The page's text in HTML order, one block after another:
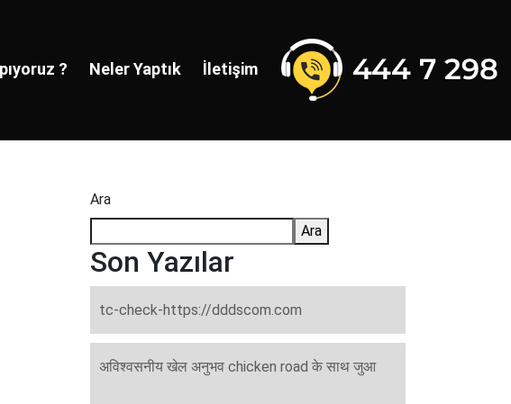
? Neler Yaptık İletişim
Ara
Ara
Son Yazılar
tc-check-https://dddscom.com
अविश्वसनीय खेल अनुभव chicken road के साथ जुआ